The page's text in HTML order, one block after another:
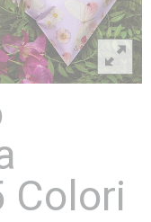
Colori